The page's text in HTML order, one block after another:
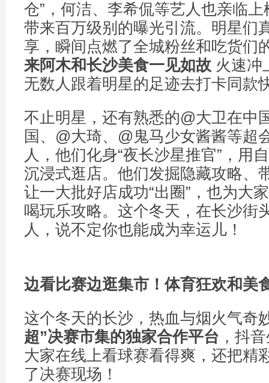
仓”，何洁、李希侃等艺人也亲临
带来百万级别的曝光引流。明星们
享，瞬间点燃了全城粉丝和吃货们
来阿木和长沙美食一见如故 火速冲
无数人跟着明星的足迹去打卡同款
不止明星，还有熟悉的@大卫在中
国、@大琦、@鬼马少女酱酱等超
人，他们化身“夜长沙星推官”，用
沉浸式逛店。他们发掘隐藏攻略、
让一大批好店成功“出圈”，也为大
喝玩乐攻略。这个冬天，在长沙街
人，说不定你也能成为幸运儿！
边看比赛边逛集市！体育狂欢和美
这个冬天的长沙，热血与烟火气奇
超”决赛市集的独家合作平台 ，抖
大家在线上看球赛看得爽，还把精
了决赛现场！